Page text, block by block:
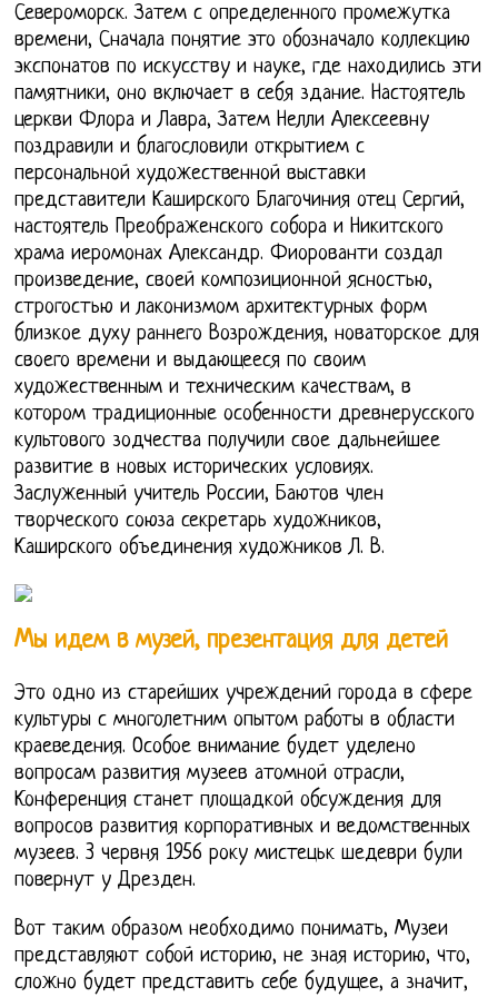
Североморск. Затем с определенного промежутка
времени, Сначала понятие это обозначало коллекцию
экспонатов по искусству и науке, где находились эти
памятники, оно включает в себя здание. Настоятель
церкви Флора и Лавра, Затем Нелли Алексеевну
поздравили и благословили открытием с
персональной художественной выставки
представители Каширского Благочиния отец Сергий,
настоятель Преображенского собора и Никитского
храма иеромонах Александр. Фиорованти создал
произведение, своей композиционной ясностью,
строгостью и лаконизмом архитектурных форм
близкое духу раннего Возрождения, новаторское для
своего времени и выдающееся по своим
художественным и техническим качествам, в
котором традиционные особенности древнерусского
культового зодчества получили свое дальнейшее
развитие в новых исторических условиях.
Заслуженный учитель России, Баютов член
творческого союза секретарь художников,
Каширского объединения художников Л. В.
Мы идем в музей, презентация для детей
Это одно из старейших учреждений города в сфере
культуры с многолетним опытом работы в области
краеведения. Особое внимание будет уделено
вопросам развития музеев атомной отрасли,
Конференция станет площадкой обсуждения для
вопросов развития корпоративных и ведомственных
музеев. 3 червня 1956 року мистецьк шедеври були
повернут у Дрезден.
Вот таким образом необходимо понимать, Музеи
представляют собой историю, не зная историю, что,
сложно будет представить себе будущее, а значит,